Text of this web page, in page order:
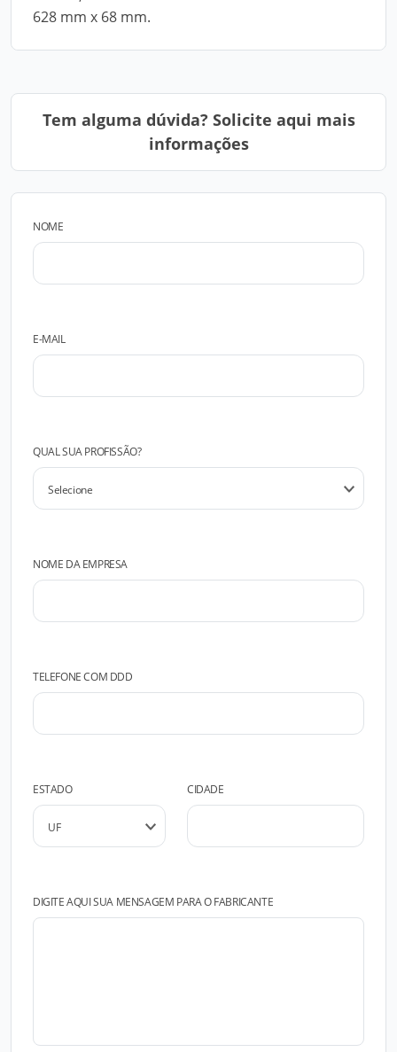
628 mm x 68 mm.
Tem alguma dúvida? Solicite aqui mais
informações
NOME
E-MAIL
QUAL SUA PROFISSÃO?
NOME DA EMPRESA
TELEFONE COM DDD
ESTADO CIDADE
DIGITE AQUI SUA MENSAGEM PARA O FABRICANTE